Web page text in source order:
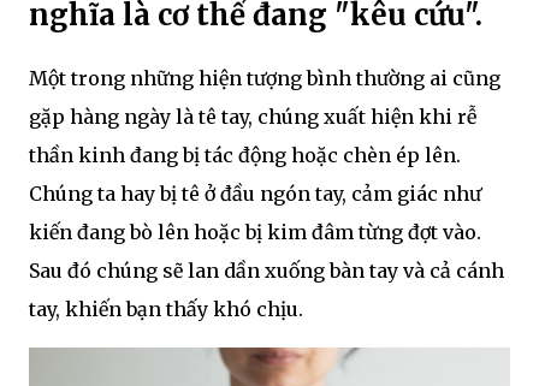
nghĩa là cơ thể đang "kêu cứu".
Một trong những hiện tượng bình thường ai cũng
gặp hàng ngày là tê tay, chúng xuất hiện khi rễ
thần kinh đang bị tác động hoặc chèn ép lên.
Chúng ta hay bị tê ở đầu ngón tay, cảm giác như
kiến đang bò lên hoặc bị kim đâm từng đợt vào.
Sau đó chúng sẽ lan dần xuống bàn tay và cả cánh
tay, khiến bạn thấy khó chịu.